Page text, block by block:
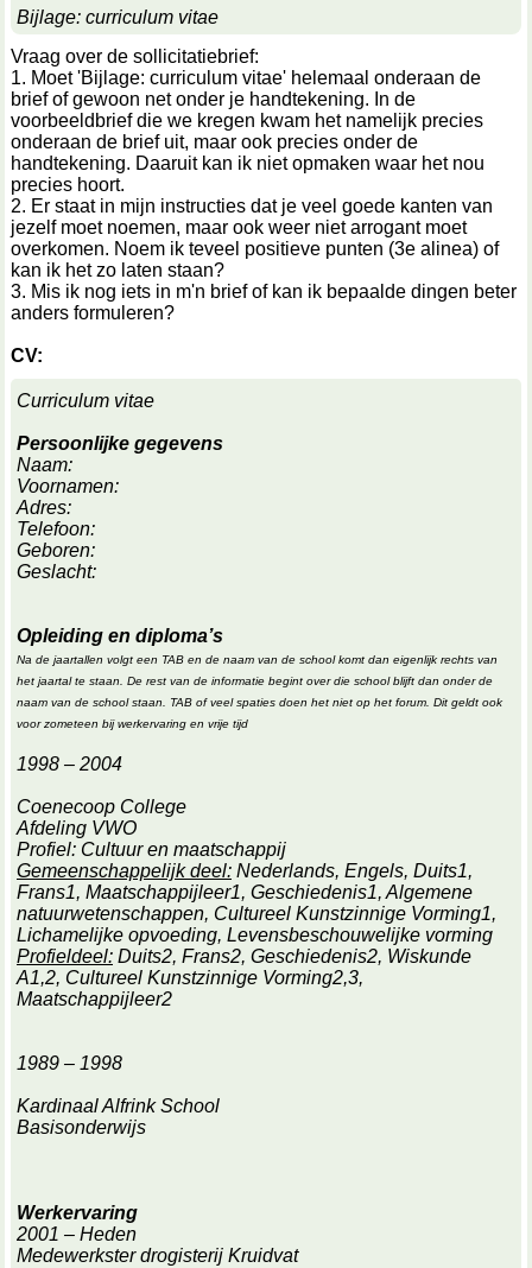
Bijlage: curriculum vitae
Vraag over de sollicitatiebrief:
1. Moet 'Bijlage: curriculum vitae' helemaal onderaan de
brief of gewoon net onder je handtekening. In de
voorbeeldbrief die we kregen kwam het namelijk precies
onderaan de brief uit, maar ook precies onder de
handtekening. Daaruit kan ik niet opmaken waar het nou
precies hoort.
2. Er staat in mijn instructies dat je veel goede kanten van
jezelf moet noemen, maar ook weer niet arrogant moet
overkomen. Noem ik teveel positieve punten (3e alinea) of
kan ik het zo laten staan?
3. Mis ik nog iets in m'n brief of kan ik bepaalde dingen beter
anders formuleren?
CV:
Curriculum vitae
Persoonlijke gegevens
Naam:
Voornamen:
Adres:
Telefoon:
Geboren:
Geslacht:
Opleiding en diploma’s
Na de jaartallen volgt een TAB en de naam van de school komt dan eigenlijk rechts van
het jaartal te staan. De rest van de informatie begint over die school blijft dan onder de
naam van de school staan. TAB of veel spaties doen het niet op het forum. Dit geldt ook
voor zometeen bij werkervaring en vrije tijd
1998 – 2004
Coenecoop College
Afdeling VWO
Profiel: Cultuur en maatschappij
Gemeenschappelijk deel: Nederlands, Engels, Duits1,
Frans1, Maatschappijleer1, Geschiedenis1, Algemene
natuurwetenschappen, Cultureel Kunstzinnige Vorming1,
Lichamelijke opvoeding, Levensbeschouwelijke vorming
Profieldeel: Duits2, Frans2, Geschiedenis2, Wiskunde
A1,2, Cultureel Kunstzinnige Vorming2,3,
Maatschappijleer2
1989 – 1998
Kardinaal Alfrink School
Basisonderwijs
Werkervaring
2001 – Heden
Medewerkster drogisterij Kruidvat